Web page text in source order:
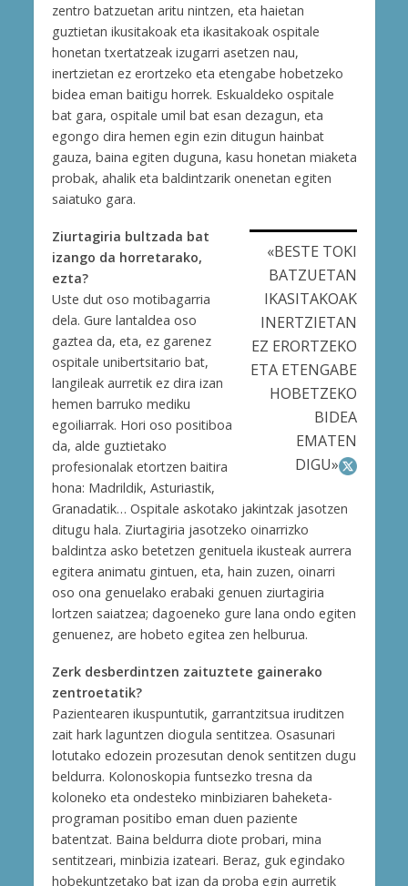
zentro batzuetan aritu nintzen, eta haietan
guztietan ikusitakoak eta ikasitakoak ospitale
honetan txertatzeak izugarri asetzen nau,
inertzietan ez erortzeko eta etengabe hobetzeko
bidea eman baitigu horrek. Eskualdeko ospitale
bat gara, ospitale umil bat esan dezagun, eta
egongo dira hemen egin ezin ditugun hainbat
gauza, baina egiten duguna, kasu honetan miaketa
probak, ahalik eta baldintzarik onenetan egiten
saiatuko gara.
«BESTE TOKI
BATZUETAN
IKASITAKOAK
INERTZIETAN
EZ ERORTZEKO
ETA ETENGABE
HOBETZEKO
BIDEA
EMATEN
DIGU»
Ziurtagiria bultzada bat
izango da horretarako,
ezta?
Uste dut oso motibagarria
dela. Gure lantaldea oso
gaztea da, eta, ez garenez
ospitale unibertsitario bat,
langileak aurretik ez dira izan
hemen barruko mediku
egoiliarrak. Hori oso positiboa
da, alde guztietako
profesionalak etortzen baitira
hona: Madrildik, Asturiastik,
Granadatik… Ospitale askotako jakintzak jasotzen
ditugu hala. Ziurtagiria jasotzeko oinarrizko
baldintza asko betetzen genituela ikusteak aurrera
egitera animatu gintuen, eta, hain zuzen, oinarri
oso ona genuelako erabaki genuen ziurtagiria
lortzen saiatzea; dagoeneko gure lana ondo egiten
genuenez, are hobeto egitea zen helburua.
Zerk desberdintzen zaituztete gainerako
zentroetatik?
Pazientearen ikuspuntutik, garrantzitsua iruditzen
zait hark laguntzen diogula sentitzea. Osasunari
lotutako edozein prozesutan denok sentitzen dugu
beldurra. Kolonoskopia funtsezko tresna da
koloneko eta ondesteko minbiziaren baheketa-
programan positibo eman duen paziente
batentzat. Baina beldurra diote probari, mina
sentitzeari, minbizia izateari. Beraz, guk egindako
hobekuntzetako bat izan da proba egin aurretik